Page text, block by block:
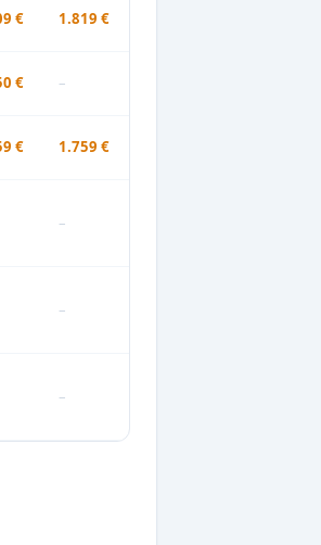
€ 1.819 €
€ –
€ 1.759 €
–
–
–